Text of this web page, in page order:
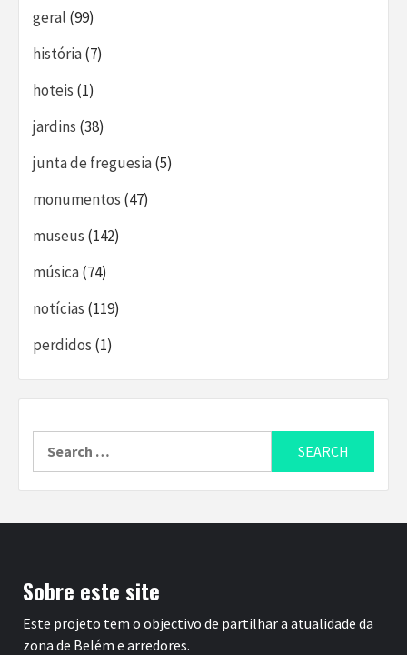
geral (99)
história(7)
hoteis (1)
jardins (38)
junta de freguesia(5)
monumentos (47)
museus (142)
música(74)
notícias (119)
perdidos (1)
for:
Sobre este site
Este projeto tem o objectivo de partilhar a atualidade da
zona de Belém e arredores.